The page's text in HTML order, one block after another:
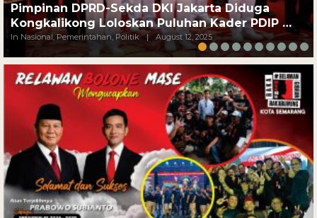
Pimpinan DPRD-Sekda DKI Jakarta Diduga
Kongkalikong Loloskan Puluhan Kader PDIP …
In Nasional, Pemerintahan, Politik | August 12, 2025